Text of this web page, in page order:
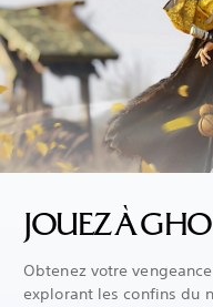
JOUEZ À
Obtenez votre
explorant les confins du